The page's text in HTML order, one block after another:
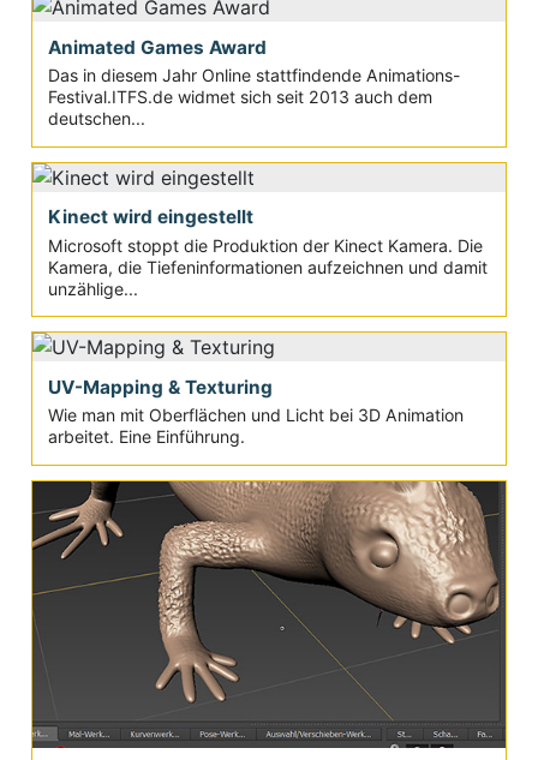
Animated Games Award
Das in diesem Jahr Online stattfindende Animations-
Festival.ITFS.de widmet sich seit 2013 auch dem
deutschen...
Kinect wird eingestellt
Microsoft stoppt die Produktion der Kinect Kamera. Die
Kamera, die Tiefeninformationen aufzeichnen und damit
unzählige...
UV-Mapping & Texturing
Wie man mit Oberflächen und Licht bei 3D Animation
arbeitet. Eine Einführung.